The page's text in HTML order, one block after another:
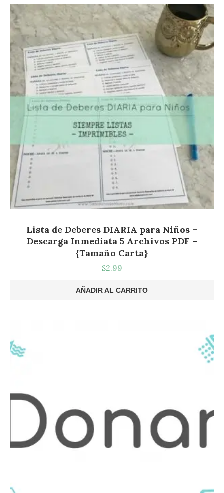
Lista de Deberes DIARIA para Niños –
Descarga Inmediata 5 Archivos PDF –
{Tamaño Carta}
$2.99
AÑADIR AL CARRITO